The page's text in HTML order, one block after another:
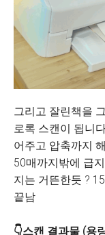
그리고 잘린책을
로록 스캔이 됩니
어주고 압축까지
50매까지밖에 급
지는 거뜬한듯 ?
끝남
👇스캔 결과물 (용